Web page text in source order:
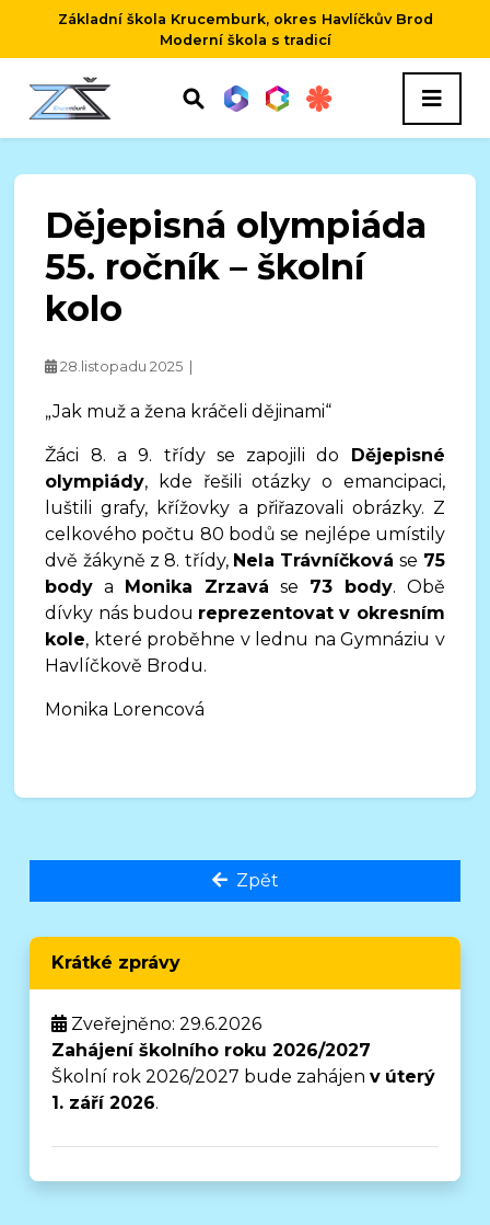
Základní škola Krucemburk, okres Havlíčkův Brod
Moderní škola s tradicí
Dějepisná olympiáda
55. ročník – školní
kolo
28.listopadu 2025 |
„Jak muž a žena kráčeli dějinami“
Žáci 8. a 9. třídy se zapojili do Dějepisné
olympiády, kde řešili otázky o emancipaci,
luštili grafy, křížovky a přiřazovali obrázky. Z
celkového počtu 80 bodů se nejlépe umístily
dvě žákyně z 8. třídy, Nela Trávníčkováse 75
body a Monika Zrzavá se 73 body. Obě
dívky nás budou reprezentovat v okresním
kole, které proběhne v lednu na Gymnáziu v
Havlíčkově Brodu.
Monika Lorencová
Zpět
Krátké zprávy
Zveřejněno: 29.6.2026
Zahájení školního roku 2026/2027
Školní rok 2026/2027 bude zahájenv úterý
1. září 2026.